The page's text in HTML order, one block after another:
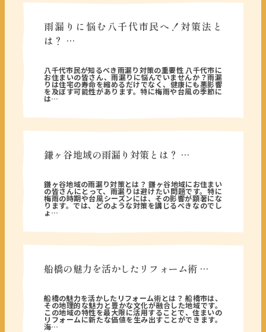
雨漏りに悩む八千代市民へ！対策法と
は？ …
八千代市民が知るべき雨漏り対策の重要性 八千代市に
お住まいの皆さん、雨漏りに悩んでいませんか？雨漏
りは住宅の寿命を縮めるだけでなく、健康にも悪影響
を及ぼす可能性があります。特に梅雨や台風の季節に
は…
鎌ヶ谷地域の雨漏り対策とは？ …
鎌ヶ谷地域の雨漏り対策とは？ 鎌ヶ谷地域にお住まい
の皆さんにとって、雨漏りは避けたい問題です。特に
梅雨の時期や台風シーズンには、その影響が顕著にな
ります。では、どのような対策を講じるべきなのでし
ょ…
船橋の魅力を活かしたリフォーム術 …
船橋の魅力を活かしたリフォーム術とは？ 船橋市は、
その地理的な魅力と豊かな文化が融合した地域です。
この地域の特性を最大限に活用することで、住まいの
リフォームに新たな価値を生み出すことができます。
海…